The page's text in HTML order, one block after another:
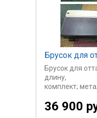
Брусок для
Брусок для
длину,
комплект;
со съемной
36 900